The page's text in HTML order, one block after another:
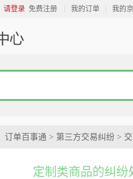
请登录 免费注册 我的订单 我的
订单百事通 > 第三方交易纠纷 >
定制类商品的纠纷